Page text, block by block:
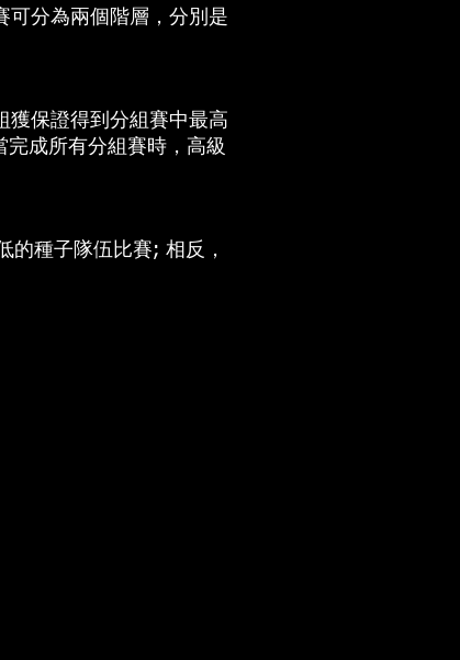
可分為兩個階層，分別是
獲保證得到分組賽中最高
成所有分組賽時，高級
的種子隊伍比賽; 相反，